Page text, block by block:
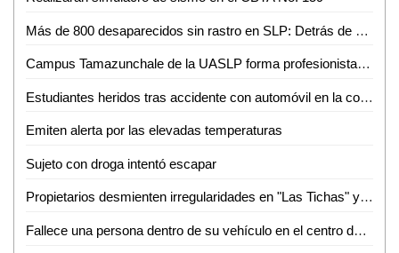
Más de 800 desaparecidos sin rastro en SLP: Detrás de cada número hay una historia pendiente
Campus Tamazunchale de la UASLP forma profesionistas preparados para enfrentar retos del ámbito financiero
Estudiantes heridos tras accidente con automóvil en la colonia Pueblo Nuevo
Emiten alerta por las elevadas temperaturas
Sujeto con droga intentó escapar
Propietarios desmienten irregularidades en "Las Tichas" y acusa de violencia al MHD
Fallece una persona dentro de su vehículo en el centro de Aquismón